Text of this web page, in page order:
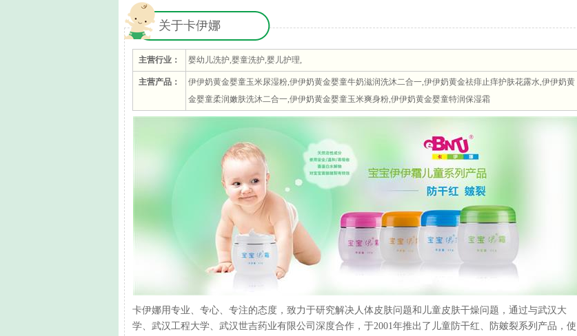
关于卡伊娜
主营行业： 婴幼儿洗护,婴童洗护,婴儿护理,
主营产品：
伊伊奶黄金婴童玉米尿湿粉,伊伊奶黄金婴童牛奶滋润洗沐二合一,伊伊奶黄金祛痱止痒护肤花露水,伊伊奶黄
金婴童柔润嫩肤洗沐二合一,伊伊奶黄金婴童玉米爽身粉,伊伊奶黄金婴童特润保湿霜
卡伊娜用专业、专心、专注的态度，致力于研究解决人体皮肤问题和儿童皮肤干燥问题，通过与武汉大
学、武汉工程大学、武汉世吉药业有限公司深度合作，于2001年推出了儿童防干红、防皴裂系列产品，使